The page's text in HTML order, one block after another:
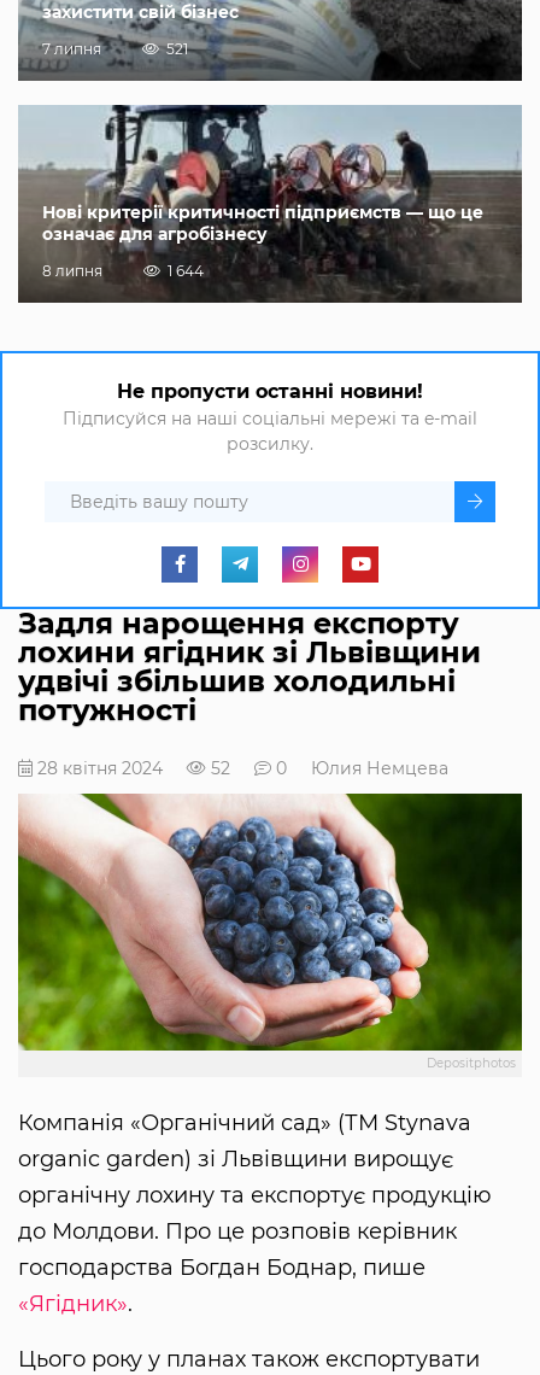
захистити свій бізнес
7 липня 521
Нові критерії критичності підприємств — що це
означає для агробізнесу
8 липня 1 644
Не пропусти останні новини!
Підписуйся на наші соціальні мережі та e-mail
розсилку.
Задля нарощення експорту
лохини ягідник зі Львівщини
удвічі збільшив холодильні
потужності
28 квітня 2024 52 0 Юлия Немцева
Depositphotos
Компанія «Органічний сад» (ТМ Stynava
organic garden) зі Львівщини вирощує
органічну лохину та експортує продукцію
до Молдови. Про це розповів керівник
господарства Богдан Боднар, пише
«Ягідник».
Цього року у планах також експортувати